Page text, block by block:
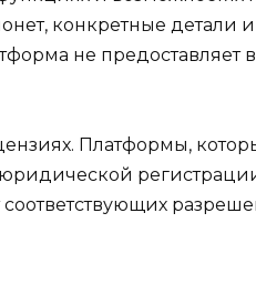
конкретные детали
не предоставляет
Платформы,